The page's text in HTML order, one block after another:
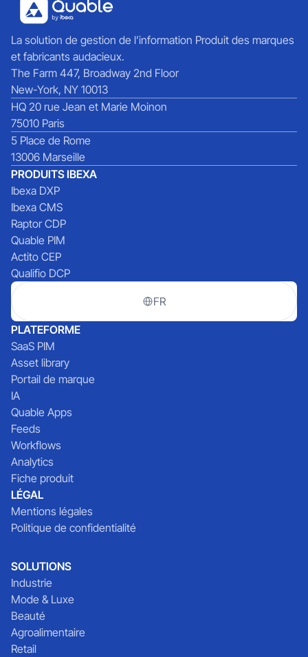
La solution de gestion de l’information Produit des marques
et fabricants audacieux.
The Farm 447, Broadway 2nd Floor
New-York, NY 10013
HQ 20 rue Jean et Marie Moinon
75010 Paris
5 Place de Rome
13006 Marseille
PRODUITS IBEXA
Ibexa DXP
Ibexa CMS
Raptor CDP
Quable PIM
Actito CEP
Qualifio DCP
FR
PLATEFORME
SaaS PIM
Asset library
Portail de marque
IA
Quable Apps
Feeds
Workflows
Analytics
Fiche produit
LÉGAL
Mentions légales
Politique de confidentialité
SOLUTIONS
Industrie
Mode & Luxe
Beauté
Agroalimentaire
Retail